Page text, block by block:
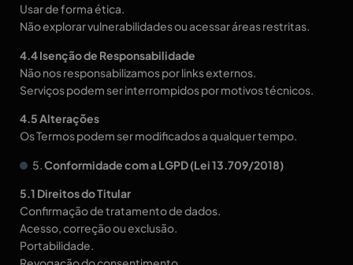
Usar de forma ética.
Não explorar vulnerabilidades ou acessar áreas restritas.
4.4 Isenção de Responsabilidade
Não nos responsabilizamos por links externos.
Serviços podem ser interrompidos por motivos técnicos.
4.5 Alterações
Os Termos podem ser modificados a qualquer tempo.
5. Conformidade com a LGPD (Lei 13.709/2018)
5.1 Direitos do Titular
Confirmação de tratamento de dados.
Acesso, correção ou exclusão.
Portabilidade.